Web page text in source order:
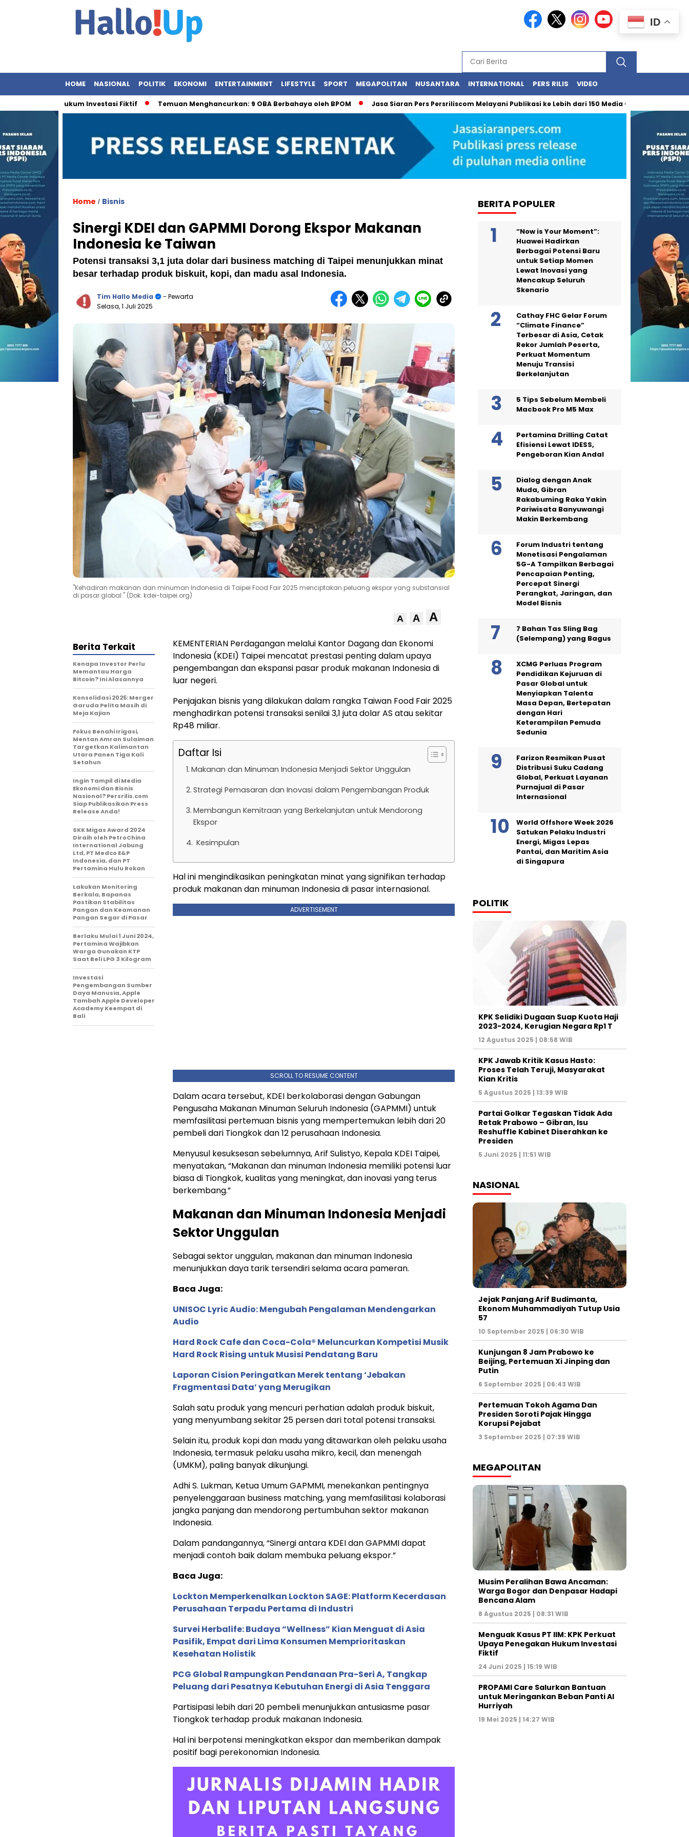
HOME NASIONAL POLITIK EKONOMI ENTERTAINMENT LIFESTYLE SPORT MEGAPOLITAN NUSANTARA INTERNATIONAL PERS RILIS VIDEO
Hukum Investasi Fiktif Temuan Menghancurkan: 9 OBA Berbahaya oleh BPOM Jasa Siaran Pers Persriliscom Melayani Publikasi ke Lebih dari 150 Media Online Berbagai
Home / Bisnis
Sinergi KDEI dan GAPMMI Dorong Ekspor Makanan
Indonesia ke Taiwan
Potensi transaksi 3,1 juta dolar dari business matching di Taipei menunjukkan minat
besar terhadap produk biskuit, kopi, dan madu asal Indonesia.
Tim Hallo Media
- Pewarta
Selasa, 1 Juli 2025
"Kehadiran makanan dan minuman Indonesia di Taipei Food Fair 2025 menciptakan peluang ekspor yang substansial
di pasar global." (Dok. kdei-taipei.org)
A A A
KEMENTERIAN Perdagangan melalui Kantor Dagang dan Ekonomi
Indonesia (KDEI) Taipei mencatat prestasi penting dalam upaya
pengembangan dan ekspansi pasar produk makanan Indonesia di
luar negeri.
Penjajakan bisnis yang dilakukan dalam rangka Taiwan Food Fair 2025
menghadirkan potensi transaksi senilai 3,1 juta dolar AS atau sekitar
Rp48 miliar.
Daftar Isi
Makanan dan Minuman Indonesia Menjadi Sektor Unggulan
Strategi Pemasaran dan Inovasi dalam Pengembangan Produk
Membangun Kemitraan yang Berkelanjutan untuk Mendorong
Ekspor
Kesimpulan
Hal ini mengindikasikan peningkatan minat yang signifikan terhadap
produk makanan dan minuman Indonesia di pasar internasional.
ADVERTISEMENT
SCROLL TO RESUME CONTENT
Dalam acara tersebut, KDEI berkolaborasi dengan Gabungan
Pengusaha Makanan Minuman Seluruh Indonesia (GAPMMI) untuk
memfasilitasi pertemuan bisnis yang mempertemukan lebih dari 20
pembeli dari Tiongkok dan 12 perusahaan Indonesia.
Menyusul kesuksesan sebelumnya, Arif Sulistyo, Kepala KDEI Taipei,
menyatakan, “Makanan dan minuman Indonesia memiliki potensi luar
biasa di Tiongkok, kualitas yang meningkat, dan inovasi yang terus
berkembang.”
Makanan dan Minuman Indonesia Menjadi
Sektor Unggulan
Sebagai sektor unggulan, makanan dan minuman Indonesia
menunjukkan daya tarik tersendiri selama acara pameran.
Baca Juga:
UNISOC Lyric Audio: Mengubah Pengalaman Mendengarkan
Audio
Hard Rock Cafe dan Coca-Cola® Meluncurkan Kompetisi Musik
Hard Rock Rising untuk Musisi Pendatang Baru
Laporan Cision Peringatkan Merek tentang ‘Jebakan
Fragmentasi Data’ yang Merugikan
Salah satu produk yang mencuri perhatian adalah produk biskuit,
yang menyumbang sekitar 25 persen dari total potensi transaksi.
Selain itu, produk kopi dan madu yang ditawarkan oleh pelaku usaha
Indonesia, termasuk pelaku usaha mikro, kecil, dan menengah
(UMKM), paling banyak dikunjungi.
Adhi S. Lukman, Ketua Umum GAPMMI, menekankan pentingnya
penyelenggaraan business matching, yang memfasilitasi kolaborasi
jangka panjang dan mendorong pertumbuhan sektor makanan
Indonesia.
Dalam pandangannya, “Sinergi antara KDEI dan GAPMMI dapat
menjadi contoh baik dalam membuka peluang ekspor.”
Baca Juga:
Lockton Memperkenalkan Lockton SAGE: Platform Kecerdasan
Perusahaan Terpadu Pertama di Industri
Survei Herbalife: Budaya “Wellness” Kian Menguat di Asia
Pasifik, Empat dari Lima Konsumen Memprioritaskan
Kesehatan Holistik
PCG Global Rampungkan Pendanaan Pra-Seri A, Tangkap
Peluang dari Pesatnya Kebutuhan Energi di Asia Tenggara
Partisipasi lebih dari 20 pembeli menunjukkan antusiasme pasar
Tiongkok terhadap produk makanan Indonesia.
Hal ini berpotensi meningkatkan ekspor dan memberikan dampak
positif bagi perekonomian Indonesia.
Berita Terkait
Kenapa Investor Perlu
Memantau Harga
Bitcoin? Ini Alasannya
Konsolidasi 2025: Merger
Garuda Pelita Masih di
Meja Kajian
Fokus Benahi Irigasi,
Mentan Amran Sulaiman
Targetkan Kalimantan
Utara Panen Tiga Kali
Setahun
Ingin Tampil di Media
Ekonomi dan Bisnis
Nasional? Persrilis.com
Siap Publikasikan Press
Release Anda!
SKK Migas Award 2024
Diraih oleh PetroChina
International Jabung
Ltd, PT Medco E&P
Indonesia, dan PT
Pertamina Hulu Rokan
Lakukan Monitoring
Berkala, Bapanas
Pastikan Stabilitas
Pangan dan Keamanan
Pangan Segar di Pasar
Berlaku Mulai 1 Juni 2024,
Pertamina Wajibkan
Warga Gunakan KTP
Saat Beli LPG 3 Kilogram
Investasi
Pengembangan Sumber
Daya Manusia, Apple
Tambah Apple Developer
Academy Keempat di
Bali
BERITA POPULER
“Now is Your Moment”:
Huawei Hadirkan
Berbagai Potensi Baru
untuk Setiap Momen
Lewat Inovasi yang
Mencakup Seluruh
Skenario
Cathay FHC Gelar Forum
“Climate Finance”
Terbesar di Asia, Cetak
Rekor Jumlah Peserta,
Perkuat Momentum
Menuju Transisi
Berkelanjutan
5 Tips Sebelum Membeli
Macbook Pro M5 Max
Pertamina Drilling Catat
Efisiensi Lewat IDESS,
Pengeboran Kian Andal
Dialog dengan Anak
Muda, Gibran
Rakabuming Raka Yakin
Pariwisata Banyuwangi
Makin Berkembang
Forum Industri tentang
Monetisasi Pengalaman
5G-A Tampilkan Berbagai
Pencapaian Penting,
Percepat Sinergi
Perangkat, Jaringan, dan
Model Bisnis
7 Bahan Tas Sling Bag
(Selempang) yang Bagus
XCMG Perluas Program
Pendidikan Kejuruan di
Pasar Global untuk
Menyiapkan Talenta
Masa Depan, Bertepatan
dengan Hari
Keterampilan Pemuda
Sedunia
Farizon Resmikan Pusat
Distribusi Suku Cadang
Global, Perkuat Layanan
Purnajual di Pasar
Internasional
World Offshore Week 2026
Satukan Pelaku Industri
Energi, Migas Lepas
Pantai, dan Maritim Asia
di Singapura
POLITIK
KPK Selidiki Dugaan Suap Kuota Haji
2023-2024, Kerugian Negara Rp1 T
12 Agustus 2025 | 08:58 WIB
KPK Jawab Kritik Kasus Hasto:
Proses Telah Teruji, Masyarakat
Kian Kritis
5 Agustus 2025 | 13:39 WIB
Partai Golkar Tegaskan Tidak Ada
Retak Prabowo – Gibran, Isu
Reshuffle Kabinet Diserahkan ke
Presiden
5 Juni 2025 | 11:51 WIB
NASIONAL
Jejak Panjang Arif Budimanta,
Ekonom Muhammadiyah Tutup Usia
57
10 September 2025 | 06:30 WIB
Kunjungan 8 Jam Prabowo ke
Beijing, Pertemuan Xi Jinping dan
Putin
6 September 2025 | 06:43 WIB
Pertemuan Tokoh Agama Dan
Presiden Soroti Pajak Hingga
Korupsi Pejabat
3 September 2025 | 07:39 WIB
MEGAPOLITAN
Musim Peralihan Bawa Ancaman:
Warga Bogor dan Denpasar Hadapi
Bencana Alam
8 Agustus 2025 | 08:31 WIB
Menguak Kasus PT IIM: KPK Perkuat
Upaya Penegakan Hukum Investasi
Fiktif
24 Juni 2025 | 15:19 WIB
PROPAMI Care Salurkan Bantuan
untuk Meringankan Beban Panti Al
Hurriyah
19 Mei 2025 | 14:27 WIB
ID